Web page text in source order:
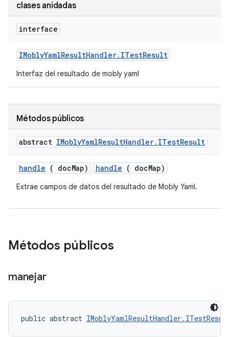
clases anidadas
interface
IMoblyYamlResultHandler. ITestResult
Interfaz del resultado de mobly yaml
Métodos públicos
abstract IMoblyYamlResultHandler. ITestResult
handle ( docMap) handle ( docMap)
Extrae campos de datos del resultado de Mobly Yaml.
Métodos públicos
manejar
public abstract